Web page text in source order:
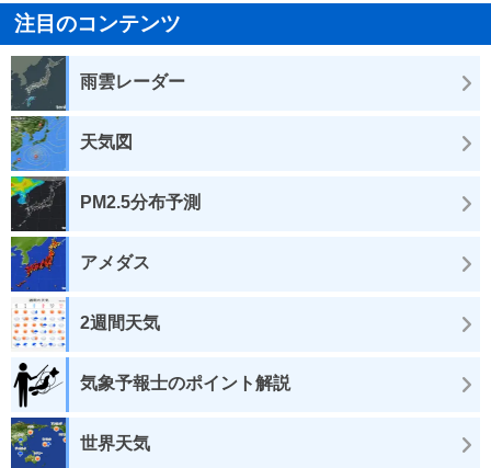
注目のコンテンツ
雨雲レーダー
天気図
PM2.5分布予測
アメダス
2週間天気
気象予報士のポイント解説
世界天気